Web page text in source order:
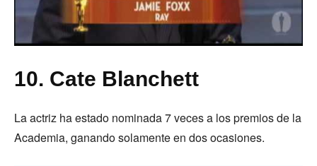
10. Cate Blanchett
La actriz ha estado nominada 7 veces a los premios de la
Academia, ganando solamente en dos ocasiones.